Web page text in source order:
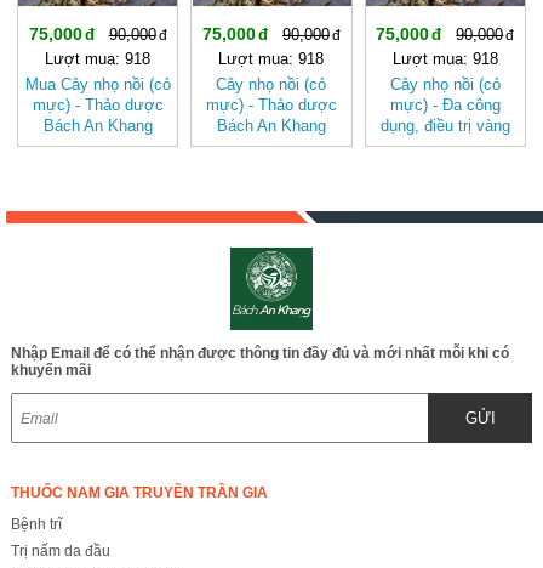
75,000
90,000
Lượt mua: 918
Mua Cây nhọ nồi (cỏ
mực) - Thảo dược
Bách An Khang
JD222 caynhonoi v2
75,000
90,000
Lượt mua: 918
Cây nhọ nồi (cỏ
mực) - Thảo dược
Bách An Khang
JD222 caynhonoi
75,000
90,000
Lượt mua: 918
Cây nhọ nồi (cỏ
mực) - Đa công
dụng, điều trị vàng
da do thận âm hư
Nhập Email để có thể nhận được thông tin đầy đủ và mới nhất mỗi khi có
khuyến mãi
GỬI
THUỐC NAM GIA TRUYỀN TRẦN GIA
Bệnh trĩ
Trị nấm da đầu